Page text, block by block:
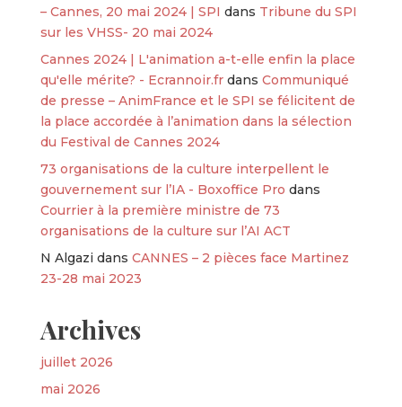
– Cannes, 20 mai 2024 | SPI dans Tribune du SPI
sur les VHSS- 20 mai 2024
Cannes 2024 | L'animation a-t-elle enfin la place
qu'elle mérite? - Ecrannoir.frdans Communiqué
de presse – AnimFrance et le SPI se félicitent de
la place accordée à l’animation dans la sélection
du Festival de Cannes 2024
73 organisations de la culture interpellent le
gouvernement sur l’IA - Boxoffice Pro dans
Courrier à la première ministre de 73
organisations de la culture sur l’AI ACT
N Algazi dans CANNES – 2 pièces face Martinez
23-28 mai 2023
Archives
juillet 2026
mai 2026